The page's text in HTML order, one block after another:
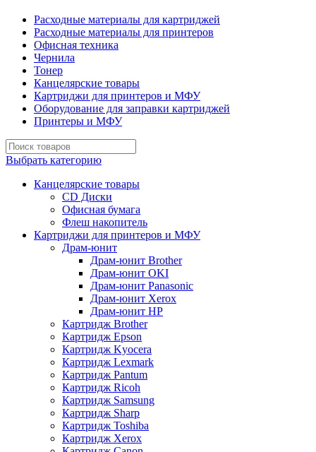
Расходные материалы для картриджей
Расходные материалы для принтеров
Офисная техника
Чернила
Тонер
Канцелярские товары
Картриджи для принтеров и МФУ
Оборудование для заправки картриджей
Принтеры и МФУ
Выбрать категорию
Канцелярские товары
CD Диски
Офисная бумага
Флеш накопитель
Картриджи для принтеров и МФУ
Драм-юнит
Драм-юнит Brother
Драм-юнит OKI
Драм-юнит Panasonic
Драм-юнит Xerox
Драм-юнит НР
Картридж Brother
Картридж Epson
Картридж Kyocera
Картридж Lexmark
Картридж Pantum
Картридж Ricoh
Картридж Samsung
Картридж Sharp
Картридж Toshiba
Картридж Xerox